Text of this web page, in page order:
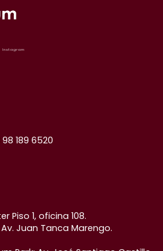
Instagram
189 6520
Piso 1, oficina 108.
Juan Tanca Marengo.